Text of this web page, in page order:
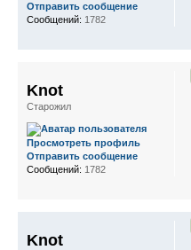
Отправить сообщение
Сообщений: 1782
Knot
Старожил
Просмотреть профиль
Отправить сообщение
Сообщений: 1782
Knot